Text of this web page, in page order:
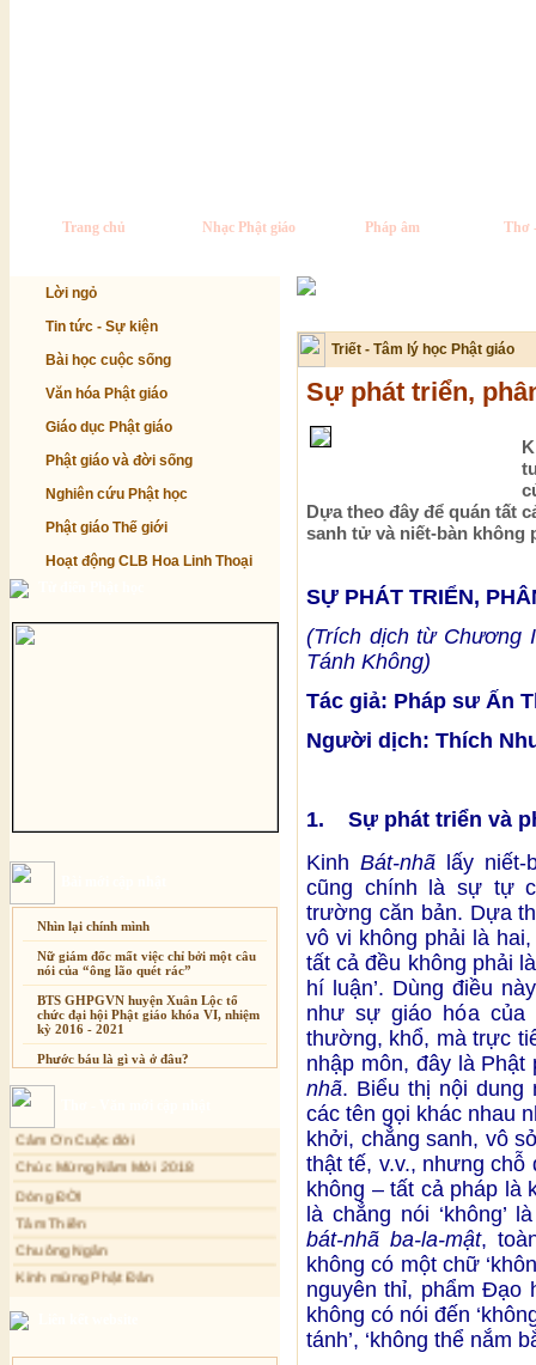
Trang chủ Nhạc Phật giáo Pháp âm Thơ
Lời ngỏ
Tin tức - Sự kiện
Bài học cuộc sống
Văn hóa Phật giáo
Giáo dục Phật giáo
Phật giáo và đời sống
Nghiên cứu Phật học
Phật giáo Thế giới
Hoạt động CLB Hoa Linh Thoại
Nhìn lại chính mình
Nữ giám đốc mất việc chỉ bởi một câu
nói của “ông lão quét rác”
BTS GHPGVN huyện Xuân Lộc tổ
chức đại hội Phật giáo khóa VI, nhiệm
kỳ 2016 - 2021
Phước báu là gì và ở đâu?
Sự thương-ghét của con người
Cải đạo: Nguyên nhân & giải pháp
Nỗi lòng của các bệnh nhân nghèo
An Giang: Tịnh thất Quy Nguyên
phát quà từ thiện tại xã Cư Yang
Tịnh xá Ngọc Đăng khai giảng Thiền
dành cho Người bận rộn
Xuân Thi
Cảm Tác Nỗi Lòng Lưu Dân
Cảm Ơn Cuộc đời
Chúc Mừng Năm Mới 2018
Dòng ĐỜI
Tâm Thiền
Chuông Ngân
Kính mừng Phật Đản
Anh không chết đâu em
Triết - Tâm lý học Phật giáo
Sự phát triển,
Dựa theo đây để quán tất
sanh tử và niết-bàn không
SỰ PHÁT TRIỂN,
(Trích dịch từ Chương
Tánh Không)
Tác giả: Pháp sư Ấn
Người dịch: Thích
1. Sự phát triển và
Kinh Bát-nhã lấy niết-
cũng chính là sự tự
trường căn bản. Dựa
vô vi không phải là
tất cả đều không phải
hí luận’. Dùng điều
như sự giáo hóa của
thường, khổ, mà trực
nhập môn, đây là
nhã. Biểu thị nội dung
các tên gọi khác nhau
khởi, chẳng sanh, vô
thật tế, v.v., nhưng
không – tất cả pháp là
là chẳng nói ‘không’
bát-nhã ba-la-mật,
không có một chữ
nguyên thỉ, phẩm Đạo
không có nói đến
tánh’, ‘không thể nắm